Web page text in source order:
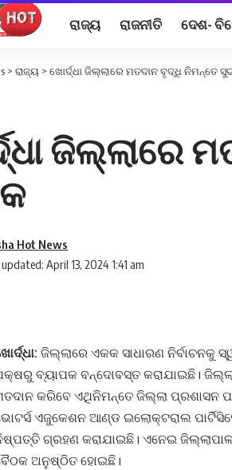
ରାଜ୍ୟ ରାଜନୀତି ଦେଶ-
> ରାଜ୍ୟ > ଖୋର୍ଦ୍ଧା ଜିଲ୍ଲାରେ ମତଦାନ ବୃଦ୍ଧି ନିମନ୍ତେ
ଜିଲ୍ଲାରେ
April 13, 2024 1:41 am
Hot News
ଜିଲ୍ଲାରେ ଏକକ ସାଧାରଣ ନିର୍ବାଚନକୁ
ବ୍ୟାପକ ବନ୍ଦୋବସ୍ତ କରାଯାଇଛି।
କରିବେ ଏଥିନିମନ୍ତେ ଜିଲ୍ଲା
ଏଜୁକେଶନ ଆଣ୍ଡ ଇଲୋକ୍ଟରାଲ
ଗ୍ରହଣ କରାଯାଇଛି। ଏନେଇ
ଅନୁଷ୍ଠିତ ହୋଇଛି।